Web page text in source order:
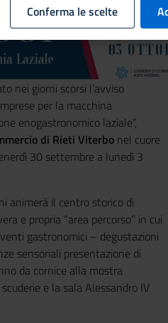
nei giorni scorsi l’avviso
per la macchina
enogastronomico laziale”,
di Rieti Viterbo nel cuore
30 settembre a lunedì 3
animerà il centro storico di
e propria “area percorso” in cui
gastronomici – degustazioni
sensoriali presentazione di
da cornice alla mostra
e la sala Alessandro IV
Conferma le scelte